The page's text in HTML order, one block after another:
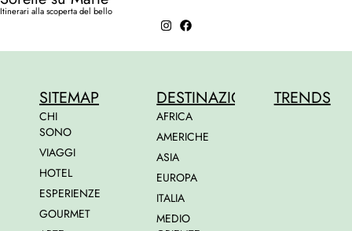
Itinerari alla scoperta del bello
SITEMAP
CHI
SONO
VIAGGI
HOTEL
ESPERIENZE
GOURMET
DESTINAZIONI
AFRICA
AMERICHE
ASIA
EUROPA
ITALIA
MEDIO
TRENDS